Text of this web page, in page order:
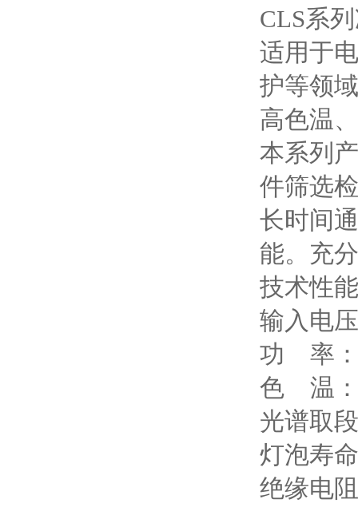
CLS系
适用于
护等领
高色温
本系列
件筛选
长时间
能。充
技术性能
输入电
功 率：
色 温：
光谱取
灯泡寿
绝缘电